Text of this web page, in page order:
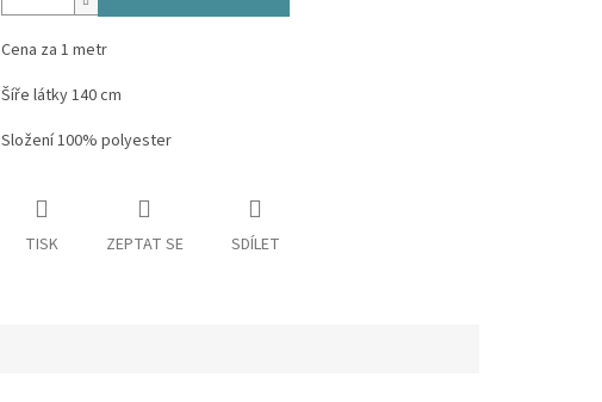
Cena za 1 metr
Šíře látky 140 cm
Složení 100% polyester
TISK ZEPTAT SE SDÍLET